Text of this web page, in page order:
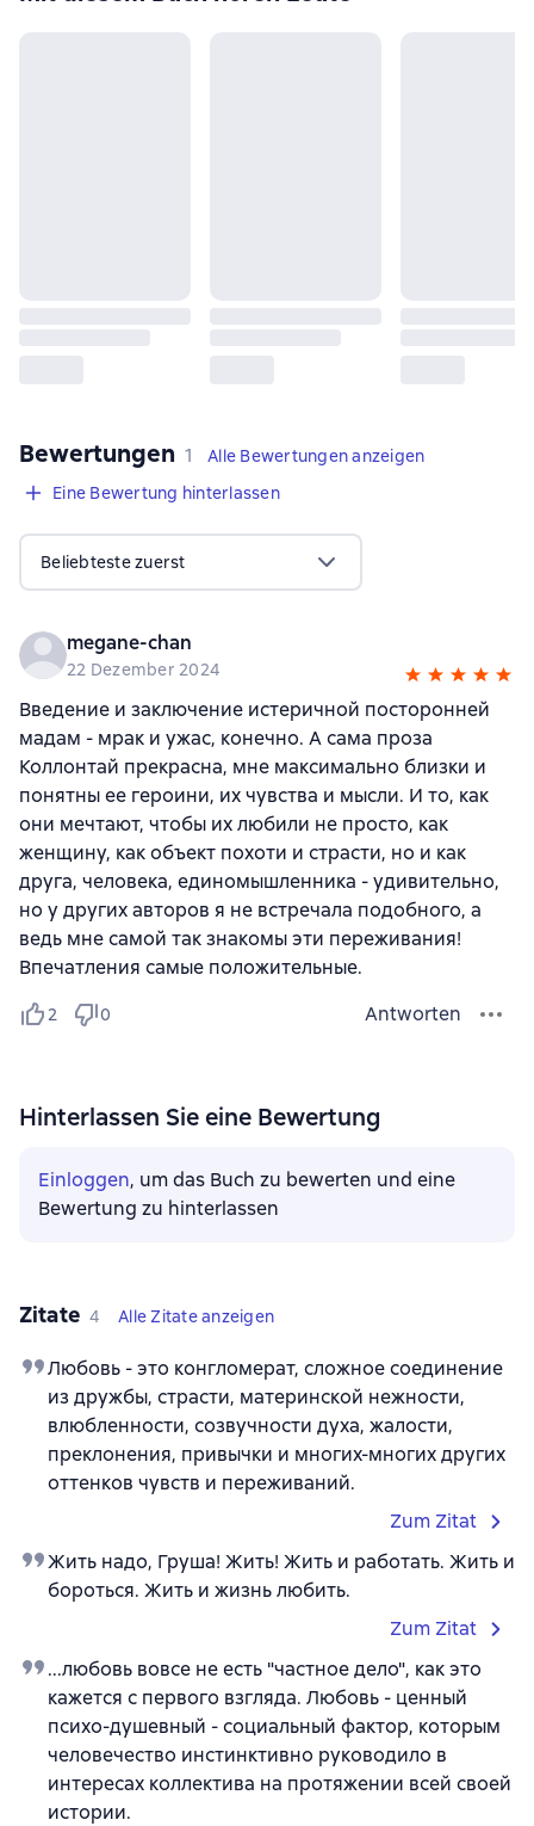
Bewertungen 1 Bewertung
1
Alle Bewertungen anzeigen
Eine Bewertung hinterlassen
Beliebteste zuerst
megane-chan
22 Dezember 2024
Введение и заключение истеричной посторонней
мадам - мрак и ужас, конечно. А сама проза
Коллонтай прекрасна, мне максимально близки и
понятны ее героини, их чувства и мысли. И то, как
они мечтают, чтобы их любили не просто, как
женщину, как объект похоти и страсти, но и как
друга, человека, единомышленника - удивительно,
но у других авторов я не встречала подобного, а
ведь мне самой так знакомы эти переживания!
Впечатления самые положительные.
2 0 Antworten
Hinterlassen Sie eine Bewertung
Einloggen, um das Buch zu bewerten und eine
Bewertung zu hinterlassen
Zitate 4 Alle Zitate anzeigen
Любовь - это конгломерат, сложное соединение
из дружбы, страсти, материнской нежности,
влюбленности, созвучности духа, жалости,
преклонения, привычки и многих-многих других
оттенков чувств и переживаний.
Zum Zitat
Жить надо, Груша! Жить! Жить и работать. Жить и
бороться. Жить и жизнь любить.
Zum Zitat
...любовь вовсе не есть "частное дело", как это
кажется с первого взгляда. Любовь - ценный
психо-душевный - социальный фактор, которым
человечество инстинктивно руководило в
интересах коллектива на протяжении всей своей
истории.